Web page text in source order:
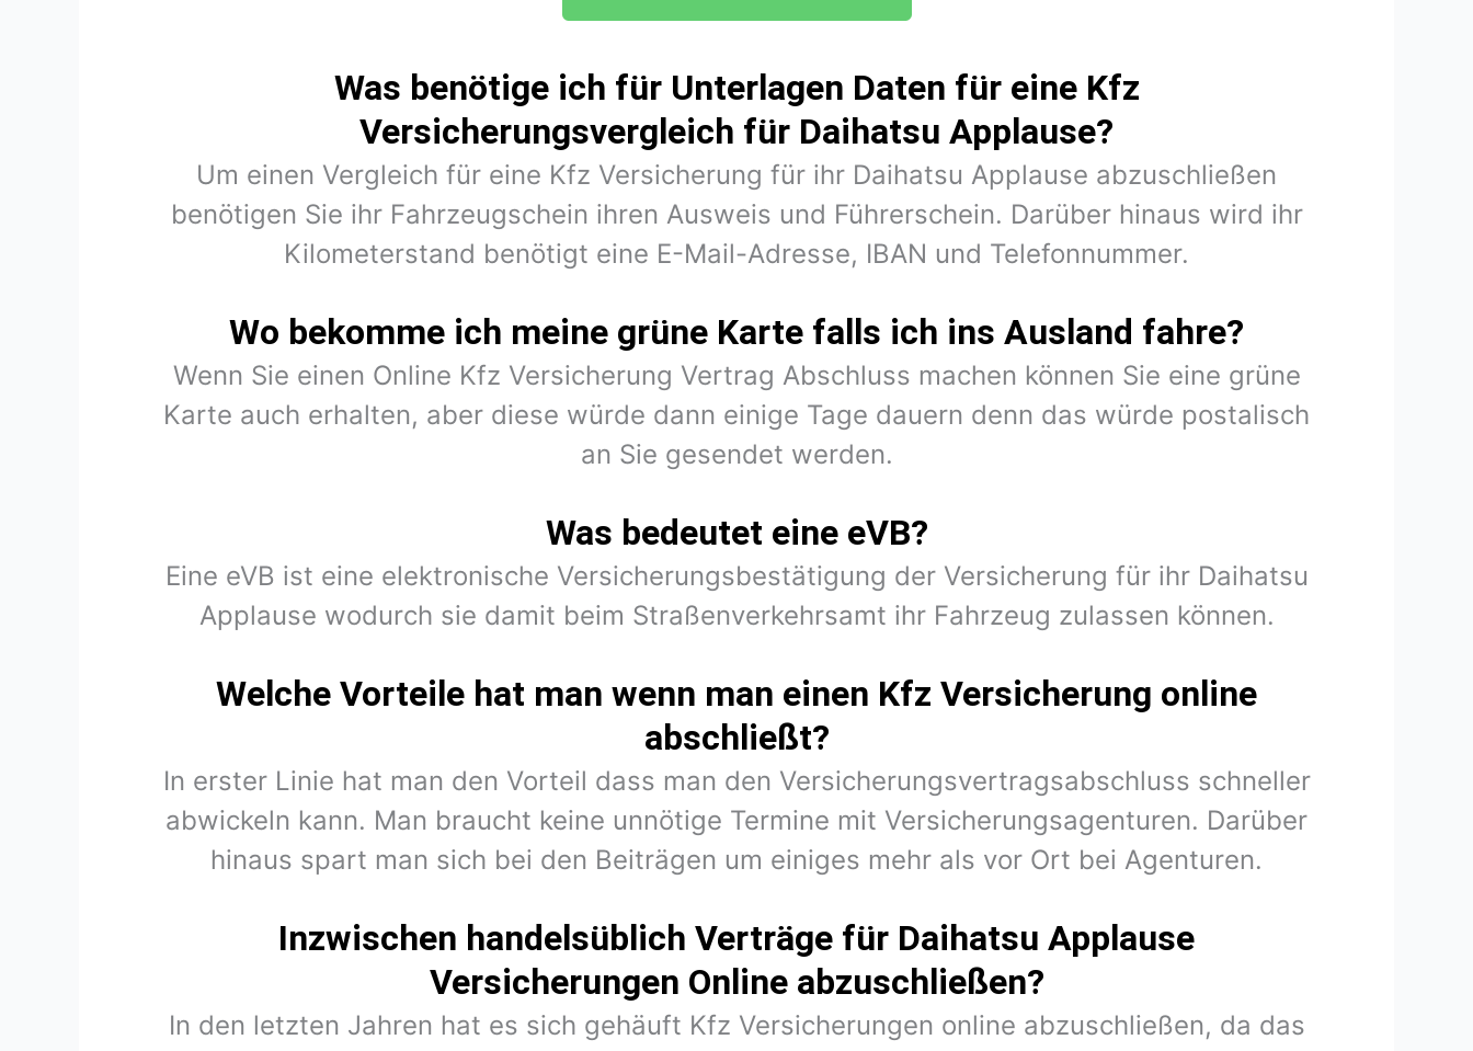
Was benötige ich für Unterlagen Daten für eine Kfz
Versicherungsvergleich für Daihatsu Applause?
Um einen Vergleich für eine Kfz Versicherung für ihr Daihatsu Applause abzuschließen
benötigen Sie ihr Fahrzeugschein ihren Ausweis und Führerschein. Darüber hinaus wird ihr
Kilometerstand benötigt eine E-Mail-Adresse, IBAN und Telefonnummer.
Wo bekomme ich meine grüne Karte falls ich ins Ausland fahre?
Wenn Sie einen Online Kfz Versicherung Vertrag Abschluss machen können Sie eine grüne
Karte auch erhalten, aber diese würde dann einige Tage dauern denn das würde postalisch
an Sie gesendet werden.
Was bedeutet eine eVB?
Eine eVB ist eine elektronische Versicherungsbestätigung der Versicherung für ihr Daihatsu
Applause wodurch sie damit beim Straßenverkehrsamt ihr Fahrzeug zulassen können.
Welche Vorteile hat man wenn man einen Kfz Versicherung online
abschließt?
In erster Linie hat man den Vorteil dass man den Versicherungsvertragsabschluss schneller
abwickeln kann. Man braucht keine unnötige Termine mit Versicherungsagenturen. Darüber
hinaus spart man sich bei den Beiträgen um einiges mehr als vor Ort bei Agenturen.
Inzwischen handelsüblich Verträge für Daihatsu Applause
Versicherungen Online abzuschließen?
In den letzten Jahren hat es sich gehäuft Kfz Versicherungen online abzuschließen, da das